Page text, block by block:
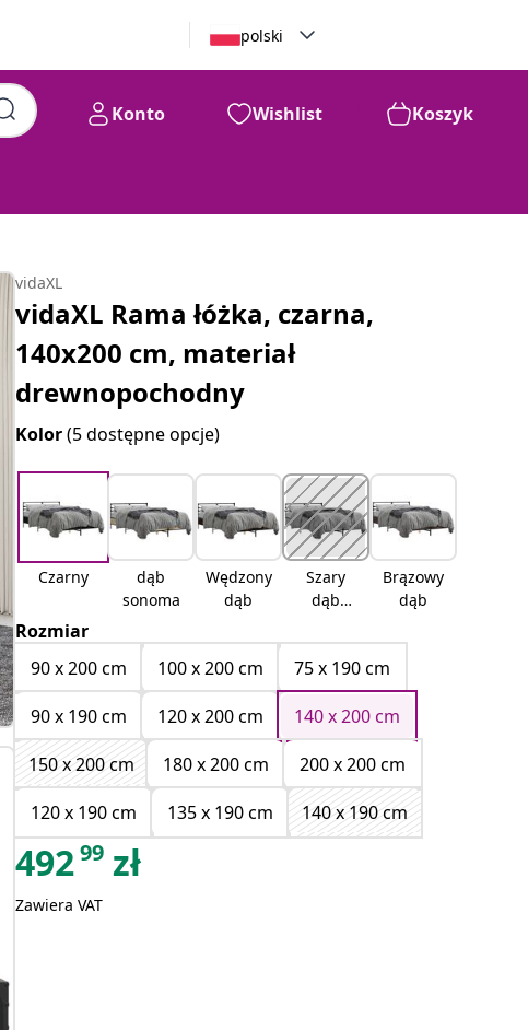
polski
Konto Wishlist Koszyk
vidaXL
vidaXL Rama łóżka, czarna,
140x200 cm, materiał
drewnopochodny
Kolor(5 dostępne opcje)
Czarny
dąb
sonoma
Wędzony
dąb
Szary
dąb
Brązowy
dąb
Rozmiar
90 x 200 cm
100 x 200 cm
75 x 190 cm
90 x 190 cm
120 x 200 cm
140 x 200 cm
150 x 200 cm
180 x 200 cm
200 x 200 cm
120 x 190 cm
135 x 190 cm 140 x 190 cm
49299 zł
Zawiera VAT